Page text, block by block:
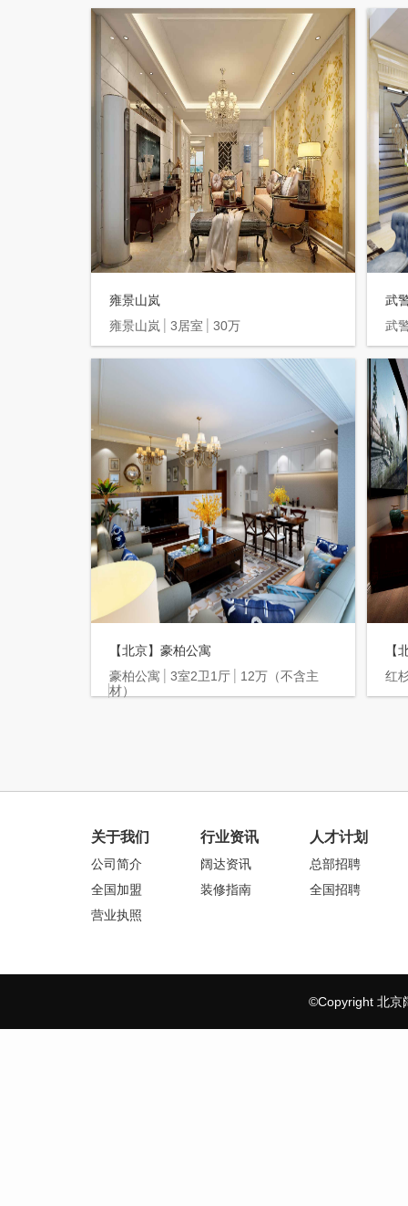
雍景山岚
雍景山岚
3居室 30万
武
武
【北京】豪柏公寓
豪柏公寓
3室2卫1厅
12万（不含主
材）
【
红
关于我们
公司简介
全国加盟
营业执照
行业资讯
阔达资讯
装修指南
人才计划
总部招聘
全国招聘
©Copyright 北京